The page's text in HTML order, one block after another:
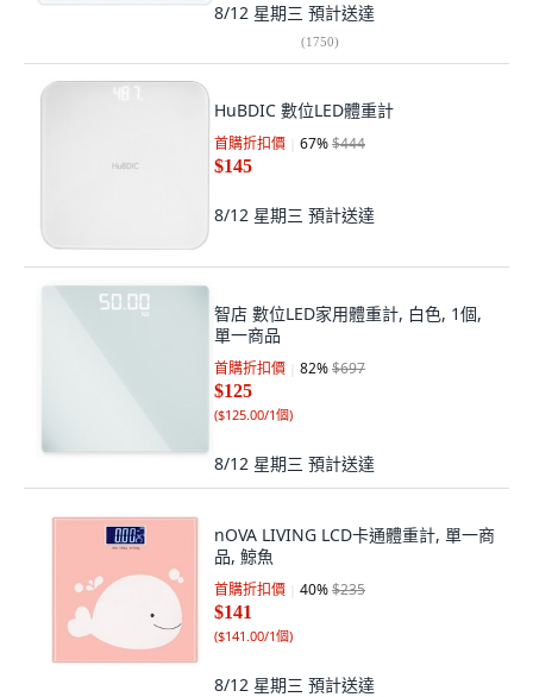
8/12 星期三 預計送達
(1750)
HuBDIC 數位LED體重計
首購折扣價 67%$444
$145
8/12 星期三 預計送達
智店 數位LED家用體重計, 白色, 1個,
單一商品
首購折扣價 82%$697
$125
($125.00/1個)
8/12 星期三 預計送達
nOVA LIVING LCD卡通體重計, 單一商
品, 鯨魚
首購折扣價 40%$235
$141
($141.00/1個)
8/12 星期三 預計送達